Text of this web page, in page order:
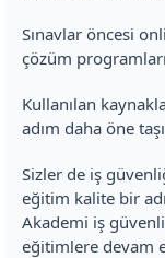
Sınavlar öncesi
çözüm programları
Kullanılan
adım daha öne
Sizler de iş
eğitim kalite bir
Akademi iş
eğitimlere devam